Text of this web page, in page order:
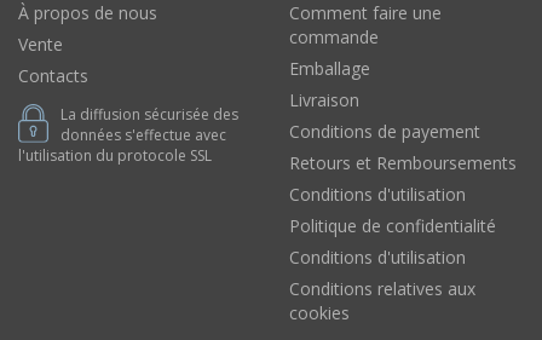
À propos de nous
Vente
Contacts
La diffusion sécurisée des
données s'effectue avec
l'utilisation du protocole SSL
Comment faire une
commande
Emballage
Livraison
Conditions de payement
Retours et Remboursements
Conditions d'utilisation
Politique de confidentialité
Conditions d'utilisation
Conditions relatives aux
cookies